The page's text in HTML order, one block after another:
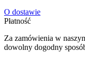
O dostawie
Płatność
Za zamówienia w
dowolny dogodny